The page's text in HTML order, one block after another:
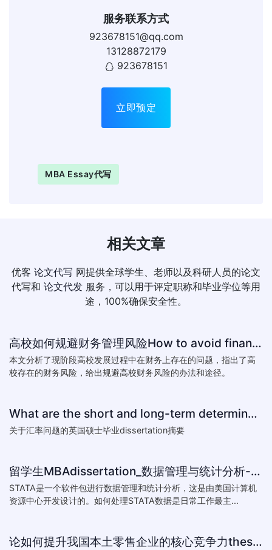
服务联系方式
923678151@qq.com
13128872179
923678151
立即预定
MBA Essay代写
相关文章
优客 论文代写 网提供全球学生、老师以及科研人员的论文
代写和 论文代发 服务，可以用于评定职称和毕业学位等用
途，100%确保安全性。
高校如何规避财务管理风险How to avoid financial risk management colleges
本文分析了现阶段高校发展过程中在财务上存在的问题，指出了高
校存在的财务风险，给出规避高校财务风险的办法和途径。
What are the short and long-term determinants of exchange ra
关于汇率问题的英国硕士毕业dissertation摘要
留学生MBAdissertation_数据管理与统计分析-如何处理STATA数据_How to deal with data with ST
STATA是一个软件包进行数据管理和统计分析，这是由美国计算机
资源中心开发设计的。如何处理STATA数据是日常工作最主...
论如何提升我国本土零售企业的核心竞争力thesis:The theory of how to improve the core competitiveness of domestic retail e